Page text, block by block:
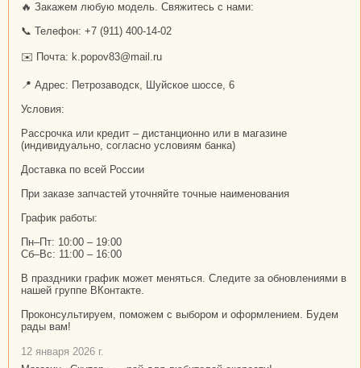
🔥 Закажем любую модель. Свяжитесь с нами:
📞 Телефон: +7 (911) 400-14-02
✉️ Почта: k.popov83@mail.ru
📍 Адрес: Петрозаводск, Шуйское шоссе, 6
Условия:
Рассрочка или кредит – дистанционно или в магазине
(индивидуально, согласно условиям банка)
Доставка по всей России
При заказе запчастей уточняйте точные наименования
График работы:
Пн–Пт: 10:00 – 19:00
Сб–Вс: 11:00 – 16:00
В праздники график может меняться. Следите за обновлениями в
нашей группе ВКонтакте.
Проконсультируем, поможем с выбором и оформлением. Будем
рады вам!
12 января 2026 г.